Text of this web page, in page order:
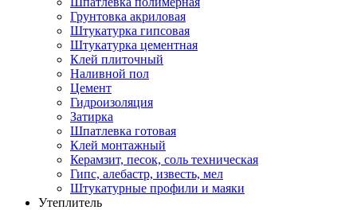
Грунтовка акриловая
Штукатурка гипсовая
Штукатурка цементная
Клей плиточный
Наливной пол
Цемент
Гидроизоляция
Затирка
Шпатлевка готовая
Клей монтажный
Керамзит, песок, соль техническая
Гипс, алебастр, известь, мел
Штукатурные профили и маяки
Утеплитель